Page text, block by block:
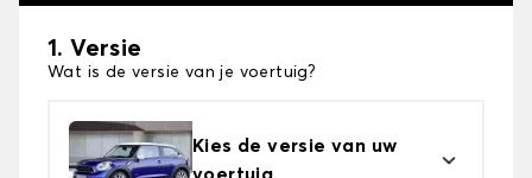
1. Versie
Wat is de versie van je voertuig?
Kies de versie van uw
voertuig